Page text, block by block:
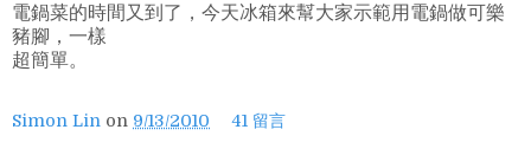
電鍋菜的時間又到了，今天冰箱來幫大家示範用電鍋做可樂
豬腳，一樣
超簡單。
Simon Lin on 9/13/2010 41 留言